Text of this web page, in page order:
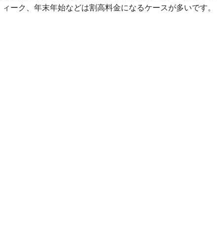
ィーク、年末年始などは割高料金になるケースが多いです。